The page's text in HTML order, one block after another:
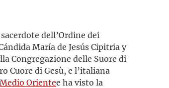
dell’Ordine dei
María de Jesús Cipitria y
Congregazione delle Suore di
Cuore di Gesù, e l’italiana
Orientee ha visto la